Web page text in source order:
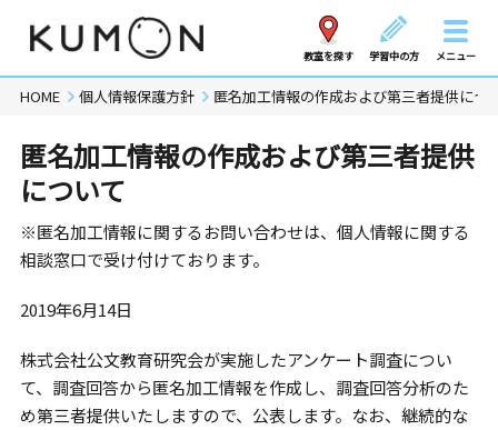
教室を探す 学習中の方 メニュー
HOME 個人情報保護方針 匿名加工情報の作成および第三者提供につ
匿名加工情報の作成および第三者提供
について
※匿名加工情報に関するお問い合わせは、個人情報に関する
相談窓口で受け付けております。
2019年6月14日
株式会社公文教育研究会が実施したアンケート調査につい
て、調査回答から匿名加工情報を作成し、調査回答分析のた
め第三者提供いたしますので、公表します。なお、継続的な